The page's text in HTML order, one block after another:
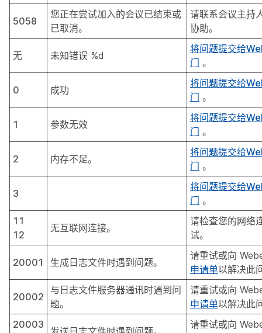
5058
您正在尝试加入的会议已结束或
已取消。
请联系会议主持
协助。
无 未知错误 %d
将问题提交给
门 。
0 成功
将问题提交给
门 。
1 参数无效
将问题提交给
门 。
2 内存不足。
将问题提交给
门 。
3
将问题提交给
门 。
11
12
无互联网连接。
请检查您的网络
试。
20001 生成日志文件时遇到问题。
请重试或向
申请单以解决此
20002
与日志文件服务器通讯时遇到问
题。
请重试或向
申请单以解决此
20003
请重试或向